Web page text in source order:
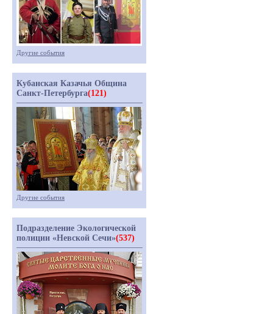
Другие события
Кубанская Казачья Община
Санкт-Петербурга(121)
Другие события
Подразделение Экологической
полиции «Невской Сечи»(537)